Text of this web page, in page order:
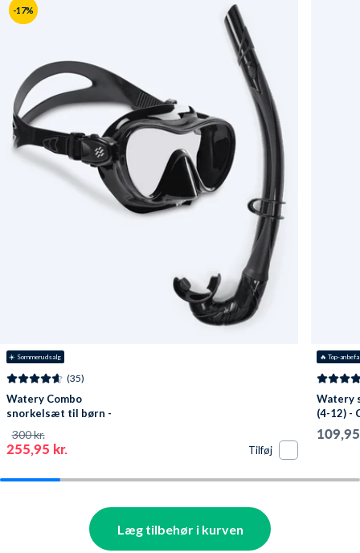
-17%
☀️ Sommerudsalg
(35)
Watery Combo
snorkelsæt til børn -
255,95 kr.
300 kr.
Tilføj
🔥 Top-
Watery
(4-12) -
Læg tilbehør i kurven